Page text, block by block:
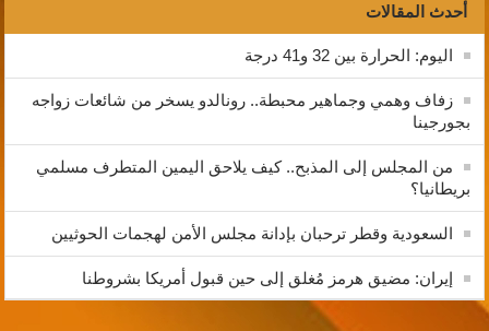
أحدث المقالات
اليوم: الحرارة بين 32 و41 درجة
زفاف وهمي وجماهير محبطة.. رونالدو يسخر من شائعات زواجه
بجورجينا
من المجلس إلى المذبح.. كيف يلاحق اليمين المتطرف مسلمي
بريطانيا؟
السعودية وقطر ترحبان بإدانة مجلس الأمن لهجمات الحوثيين
إيران: مضيق هرمز مُغلق إلى حين قبول أمريكا بشروطنا